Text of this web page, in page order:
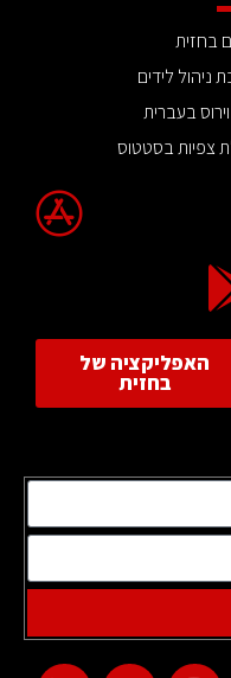
בחזית
ניהול לידים
בעברית
צפיות בסטטוס
האפליקציה של
בחזית